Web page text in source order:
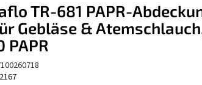
TR-681 PAPR-
Gebläse &